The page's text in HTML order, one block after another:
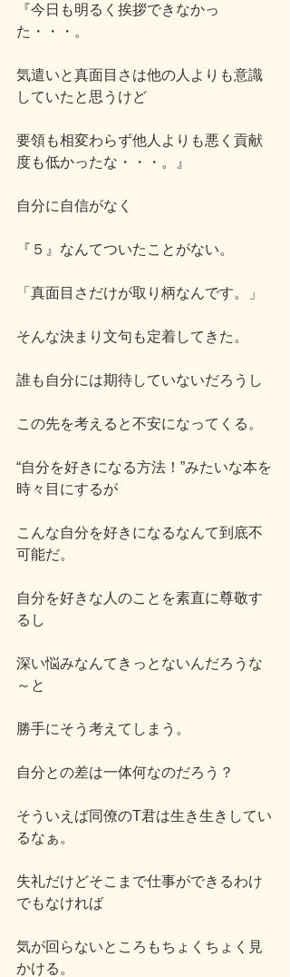
『今日も明るく挨拶できなかっ
た・・・。
気遣いと真面目さは他の人よりも意識
していたと思うけど
要領も相変わらず他人よりも悪く貢献
度も低かったな・・・。』
自分に自信がなく
『５』なんてついたことがない。
「真面目さだけが取り柄なんです。」
そんな決まり文句も定着してきた。
誰も自分には期待していないだろうし
この先を考えると不安になってくる。
“自分を好きになる方法！”みたいな本を
時々目にするが
こんな自分を好きになるなんて到底不
可能だ。
自分を好きな人のことを素直に尊敬す
るし
深い悩みなんてきっとないんだろうな
～と
勝手にそう考えてしまう。
自分との差は一体何なのだろう？
そういえば同僚のT君は生き生きしてい
るなぁ。
失礼だけどそこまで仕事ができるわけ
でもなければ
気が回らないところもちょくちょく見
かける。